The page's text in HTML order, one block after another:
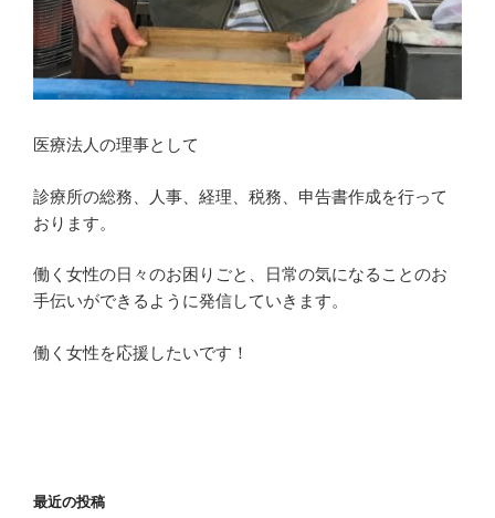
医療法人の理事として
診療所の総務、人事、経理、税務、申告書作成を行って
おります。
働く女性の日々のお困りごと、日常の気になることのお
手伝いができるように発信していきます。
働く女性を応援したいです！
最近の投稿